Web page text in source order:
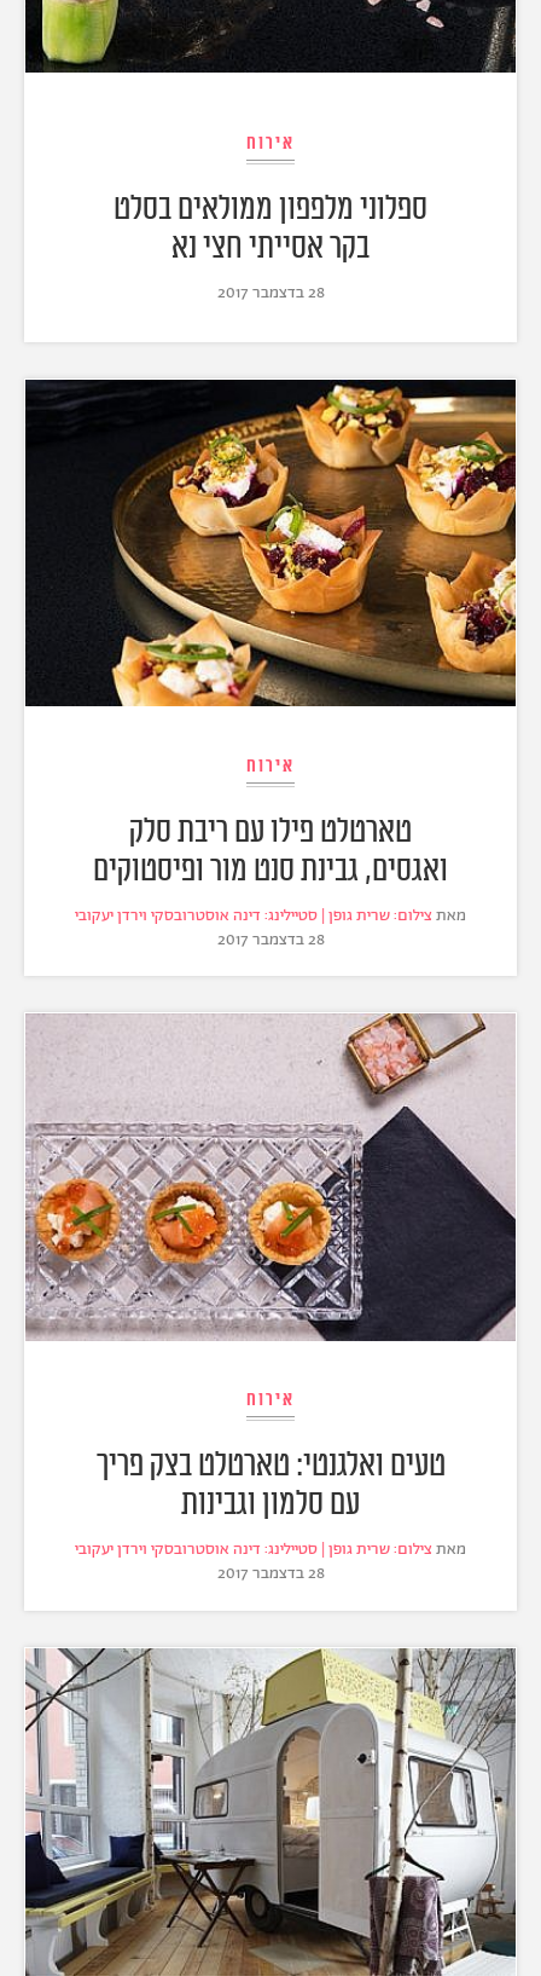
אירוח
ספלוני מלפפון ממולאים בסלט
בקר אסייתי חצי נא
28 בדצמבר 2017
אירוח
טארטלט פילו עם ריבת סלק
ואגסים, גבינת סנט מור ופיסטוקים
מאת צילום: שרית גופן | סטיילינג: דינה אוסטרובסקי וירדן יעקובי
28 בדצמבר 2017
אירוח
טעים ואלגנטי: טארטלט בצק פריך
עם סלמון וגבינות
מאת צילום: שרית גופן | סטיילינג: דינה אוסטרובסקי וירדן יעקובי
28 בדצמבר 2017